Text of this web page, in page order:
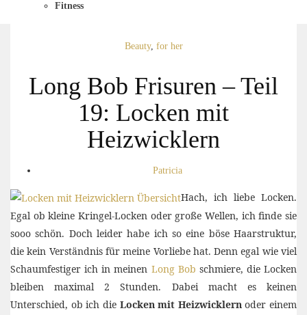
Fitness
Beauty, for her
Long Bob Frisuren – Teil
19: Locken mit
Heizwicklern
Patricia
Hach, ich liebe Locken.
Egal ob kleine Kringel-Locken oder große Wellen, ich finde sie
sooo schön. Doch leider habe ich so eine böse Haarstruktur,
die kein Verständnis für meine Vorliebe hat. Denn egal wie viel
Schaumfestiger ich in meinen Long Bob schmiere, die Locken
bleiben maximal 2 Stunden. Dabei macht es keinen
Unterschied, ob ich die Locken mit Heizwicklernoder einem